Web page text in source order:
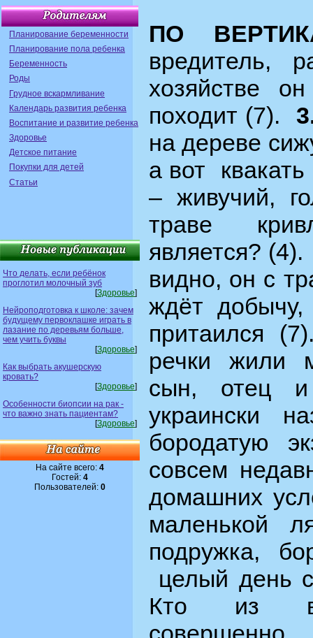
Планирование беременности
Планирование пола ребенка
Беременность
Роды
Грудное вскармливание
Календарь развития ребенка
Воспитание и развитие ребенка
Здоровье
Детское питание
Покупки для детей
Статьи
Что делать, если ребёнок
проглотил молочный зуб
[Здоровье]
Нейроподготовка к школе: зачем
будущему первоклашке играть в
лазание по деревьям больше,
чем учить буквы
[Здоровье]
Как выбрать акушерскую
кровать?
[Здоровье]
Особенности биопсии на рак -
что важно знать пациентам?
[Здоровье]
На сайте всего: 4
Гостей: 4
Пользователей: 0
ПО
вредитель,
хозяйстве
походит (7).
на дереве
а вот
– живучий,
траве
является? (4).
видно, он с
ждёт
притаился
речки жили
сын, отец
украински
бородатую
совсем
домашних
маленькой
подружка,
целый день
Кто из